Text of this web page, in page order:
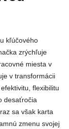
kľúčového
zrýchľuje
miesta v
v transformácii
flexibilitu
desaťročia
sa však karta
zmenu svojej